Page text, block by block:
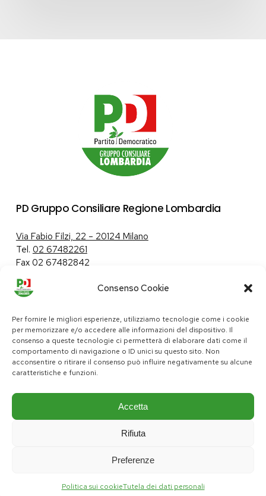
Consenso Cookie
Per fornire le migliori esperienze, utilizziamo tecnologie come i cookie
per memorizzare e/o accedere alle informazioni del dispositivo. Il
consenso a queste tecnologie ci permetterà di elaborare dati come il
comportamento di navigazione o ID unici su questo sito. Non
acconsentire o ritirare il consenso può influire negativamente su alcune
caratteristiche e funzioni.
Accetta
Rifiuta
Preferenze
Politica sui cookieTutela dei dati personali
PD Gruppo Consiliare Regione Lombardia
Via Fabio Filzi, 22 – 20124 Milano
Tel. 02 67482261
Fax 02 67482842
Tutela dei dati personali|Politica sui cookie
pd@consiglio.regione.lombardia.it
ufficiostampa.pd@consiglio.regione.lombardia.it
Pagine Facebook Gruppo Consiliare PD LombardiaPagina Messenger Gruppo Consiliare PD LombardiaPagina Instagram Gruppo PD LombardiaPagina Youtube Gruppo PD Lombardia